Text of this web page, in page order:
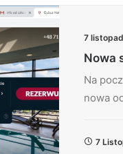
7
Nowa
Na
nowa
7